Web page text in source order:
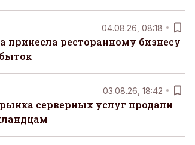
04.08.26, 08:18
принесла ресторанному бизнесу
03.08.26, 18:42
серверных услуг продали